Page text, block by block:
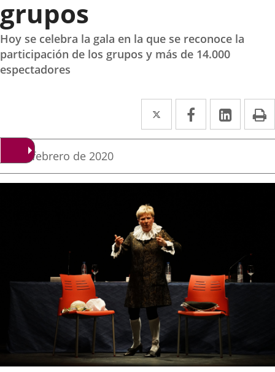
grupos
Hoy se celebra la gala en la que se reconoce la
participación de los grupos y más de 14.000
espectadores
Twitter
Enlace
a
aplicación
Facebook
Enlace
a
aplicación
Enlace
a
Fecha
de
la
21 de febrero de 2020